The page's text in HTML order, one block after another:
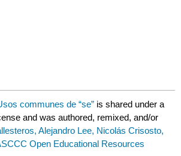
communes de “se” is shared under a
and was authored, remixed, and/or
Alejandro Lee, Nicolás Crisosto,
Open Educational Resources